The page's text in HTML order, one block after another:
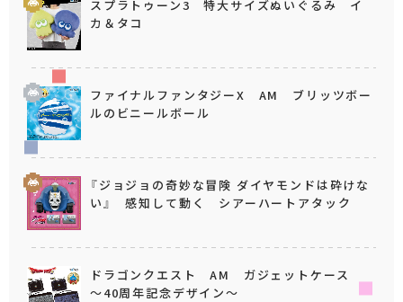
スプラトゥーン3 特大サイズぬいぐるみ イ
カ＆タコ
ファイナルファンタジーX AM ブリッツボー
ルのビニールボール
『ジョジョの奇妙な冒険 ダイヤモンドは砕けな
い』 感知して動く シアーハートアタック
ドラゴンクエスト AM ガジェットケース
～40周年記念デザイン～